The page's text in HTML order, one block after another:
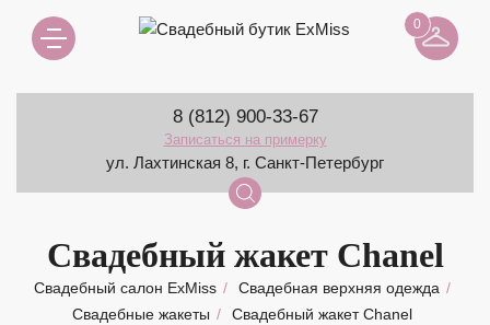
0
8 (812) 900-33-67
Записаться на примерку
ул. Лахтинская 8, г. Санкт-Петербург
Свадебный жакет Chanel
Свадебный салон ExMiss
Свадебная верхняя одежда
Свадебные жакеты
Свадебный жакет Chanel